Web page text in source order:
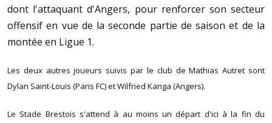
dont l'attaquant d'Angers, pour renforcer son secteur
offensif en vue de la seconde partie de saison et de la
montée en Ligue 1.
Les deux autres joueurs suivis par le club de Mathias Autret sont
Dylan Saint-Louis (Paris FC) et Wilfried Kanga (Angers).
Le Stade Brestois s'attend à au moins un départ d'ici à la fin du